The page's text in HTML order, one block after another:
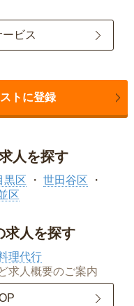
ビス
トに登録
人を探す
黒区
世田谷区
区
求人を探す
理代行
求人概要のご案内